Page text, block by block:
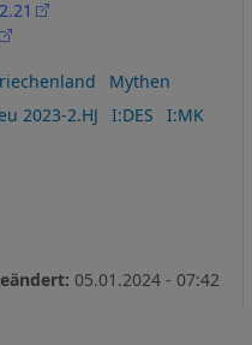
Mythen
2023-2.HJ I:DES
I:MK
05.01.2024 - 07:42